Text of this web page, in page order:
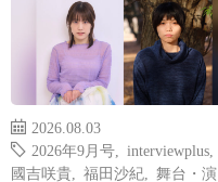
2026.08.03
2026年9月号
interviewplus
國吉咲貴
福田沙紀
舞台・演